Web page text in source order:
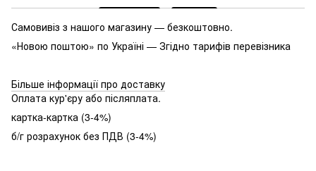
Самовивіз з нашого магазину — безкоштовно.
«Новою поштою» по Україні — Згідно тарифів перевізника
Більше інформації про доставку
Оплата кур'єру або післяплата.
картка-картка (3-4%)
б/г розрахунок без ПДВ (3-4%)